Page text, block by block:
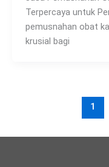
Terpercaya untuk
pemusnahan obat
krusial bagi
1